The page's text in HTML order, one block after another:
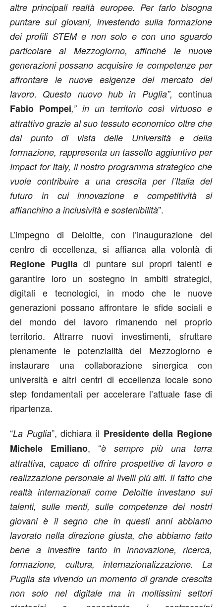
altre principali realtà europee. Per farlo bisogna
puntare sui giovani, investendo sulla formazione
dei profili STEM e non solo e con uno sguardo
particolare al Mezzogiorno, affinché le nuove
generazioni possano acquisire le competenze per
affrontare le nuove esigenze del mercato del
lavoro. Questo nuovo hub in Puglia”,continua
Fabio Pompei,” in un territorio così virtuoso e
attrattivo grazie al suo tessuto economico oltre che
dal punto di vista delle Università e della
formazione, rappresenta un tassello aggiuntivo per
Impact for Italy, il nostro programma strategico che
vuole contribuire a una crescita per l’Italia del
futuro in cui innovazione e competitività si
affianchino a inclusività e sostenibilità”.
L’impegno di Deloitte, con l’inaugurazione del
centro di eccellenza, si affianca alla volontà di
Regione Pugliadi puntare sui propri talenti e
garantire loro un sostegno in ambiti strategici,
digitali e tecnologici, in modo che le nuove
generazioni possano affrontare le sfide sociali e
del mondo del lavoro rimanendo nel proprio
territorio. Attrarre nuovi investimenti, sfruttare
pienamente le potenzialità del Mezzogiorno e
instaurare una collaborazione sinergica con
università e altri centri di eccellenza locale sono
step fondamentali per accelerare l’attuale fase di
ripartenza.
“La Puglia”, dichiara il Presidente della Regione
Michele Emiliano, “è sempre più una terra
attrattiva, capace di offrire prospettive di lavoro e
realizzazione personale ai livelli più alti. Il fatto che
realtà internazionali come Deloitte investano sui
talenti, sulle menti, sulle competenze dei nostri
giovani è il segno che in questi anni abbiamo
lavorato nella direzione giusta, che abbiamo fatto
bene a investire tanto in innovazione, ricerca,
formazione, cultura, internazionalizzazione. La
Puglia sta vivendo un momento di grande crescita
non solo nel digitale ma in moltissimi settori